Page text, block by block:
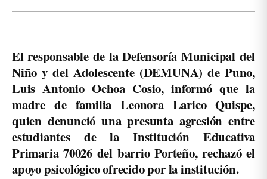
El responsable de la Defensoría Municipal del
Niño y del Adolescente (DEMUNA) de Puno,
Luis Antonio Ochoa Cosio, informó que la
madre de familia Leonora Larico Quispe,
quien denunció una presunta agresión entre
estudiantes de la Institución Educativa
Primaria 70026 del barrio Porteño, rechazó el
apoyo psicológico ofrecido por la institución.